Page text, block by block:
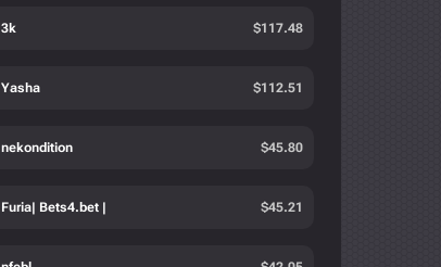
3k $117.48
Yasha $112.51
nekondition $45.80
Furia| Bets4.bet | $45.21